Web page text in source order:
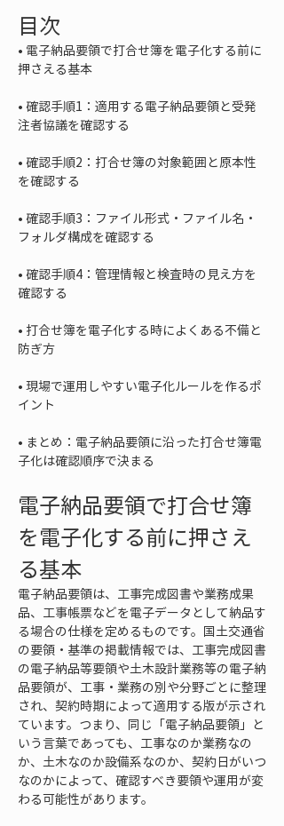
目次
• 電子納品要領で打合せ簿を電子化する前に
• 確認手順1：適用する電子納品要領と受発
• 確認手順2：打合せ簿の対象範囲と原本性
• 確認手順3：ファイル形式・ファイル名・
• 確認手順4：管理情報と検査時の見え方を
• 打合せ簿を電子化する時によくある不備と
• 現場で運用しやすい電子化ルールを作るポ
• まとめ：電子納品要領に沿った打合せ簿電
子化は確認順序で決まる
電子納品要領で打合せ簿
を電子化する前に押さえ
る基本
電子納品要領は、工事完成図書や業務成果
品、工事帳票などを電子データとして納品す
る場合の仕様を定めるものです。国土交通省
の要領・基準の掲載情報では、工事完成図書
の電子納品等要領や土木設計業務等の電子納
品要領が、工事・業務の別や分野ごとに整理
され、契約時期によって適用する版が示され
ています。つまり、同じ「電子納品要領」と
いう言葉であっても、工事なのか業務なの
か、土木なのか設備系なのか、契約日がいつ
なのかによって、確認すべき要領や運用が変
わる可能性があります。